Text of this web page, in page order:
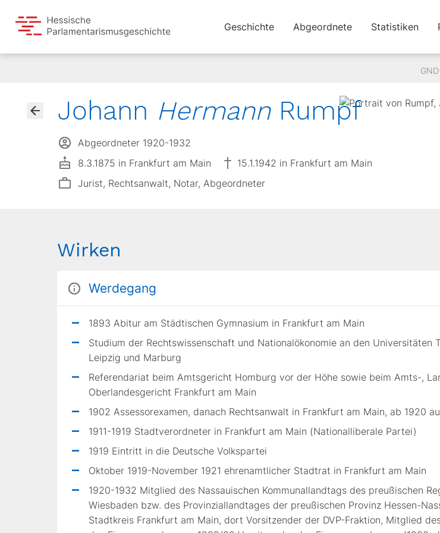
Geschichte Abgeordnete Statistiken
Johann HermannRumpf
Abgeordneter 1920-1932
8.3.1875 in Frankfurt am Main
15.1.1942 in Frankfurt am Main
Jurist, Rechtsanwalt, Notar, Abgeordneter
Wirken
Werdegang
1893 Abitur am Städtischen Gymnasium in Frankfurt am Main
Studium der Rechtswissenschaft und Nationalökonomie an den Universitäten
Leipzig und Marburg
Referendariat beim Amtsgericht Homburg vor der Höhe sowie beim Amts-,
Oberlandesgericht Frankfurt am Main
1902 Assessorexamen, danach Rechtsanwalt in Frankfurt am Main, ab 1920
1911-1919 Stadtverordneter in Frankfurt am Main (Nationalliberale Partei)
1919 Eintritt in die Deutsche Volkspartei
Oktober 1919-November 1921 ehrenamtlicher Stadtrat in Frankfurt am Main
1920-1932 Mitglied des Nassauischen Kommunallandtags des preußischen
Wiesbaden bzw. des Provinziallandtages der preußischen Provinz Hessen-
Stadtkreis Frankfurt am Main, dort Vorsitzender der DVP-Fraktion, Mitglied